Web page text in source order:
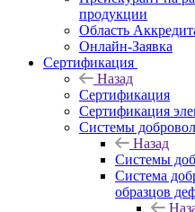
продукции
Область
Онлайн-Заявка
Сертификация
Назад
Сертификация
Сертификация
Системы
Назад
Системы
Система
образцов